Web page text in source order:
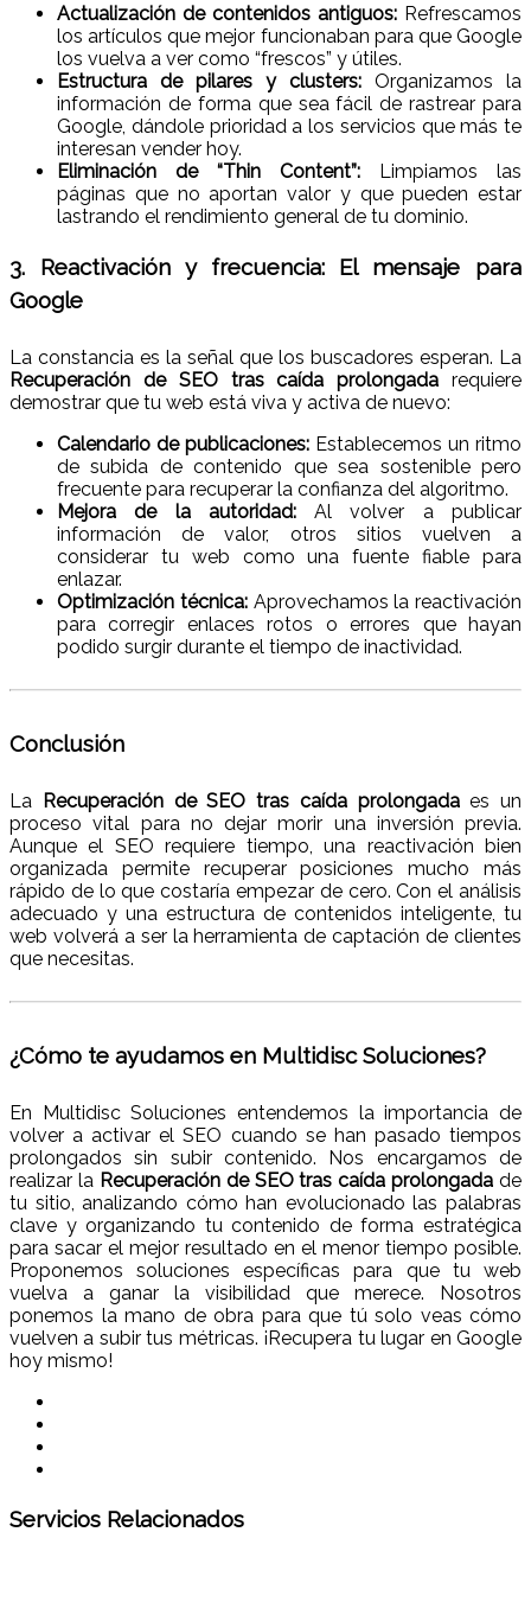
Actualización de contenidos antiguos: Refrescamos
los artículos que mejor funcionaban para que Google
los vuelva a ver como “frescos” y útiles.
Estructura de pilares y clusters: Organizamos la
información de forma que sea fácil de rastrear para
Google, dándole prioridad a los servicios que más te
interesan vender hoy.
Eliminación de “Thin Content”: Limpiamos las
páginas que no aportan valor y que pueden estar
lastrando el rendimiento general de tu dominio.
3. Reactivación y frecuencia: El mensaje para
Google
La constancia es la señal que los buscadores esperan. La
Recuperación de SEO tras caída prolongada requiere
demostrar que tu web está viva y activa de nuevo:
Calendario de publicaciones: Establecemos un ritmo
de subida de contenido que sea sostenible pero
frecuente para recuperar la confianza del algoritmo.
Mejora de la autoridad:Al volver a publicar
información de valor, otros sitios vuelven a
considerar tu web como una fuente fiable para
enlazar.
Optimización técnica:Aprovechamos la reactivación
para corregir enlaces rotos o errores que hayan
podido surgir durante el tiempo de inactividad.
Conclusión
La Recuperación de SEO tras caída prolongadaes un
proceso vital para no dejar morir una inversión previa.
Aunque el SEO requiere tiempo, una reactivación bien
organizada permite recuperar posiciones mucho más
rápido de lo que costaría empezar de cero. Con el análisis
adecuado y una estructura de contenidos inteligente, tu
web volverá a ser la herramienta de captación de clientes
que necesitas.
¿Cómo te ayudamos en Multidisc Soluciones?
En Multidisc Soluciones entendemos la importancia de
volver a activar el SEO cuando se han pasado tiempos
prolongados sin subir contenido. Nos encargamos de
realizar la Recuperación de SEO tras caída prolongada de
tu sitio, analizando cómo han evolucionado las palabras
clave y organizando tu contenido de forma estratégica
para sacar el mejor resultado en el menor tiempo posible.
Proponemos soluciones específicas para que tu web
vuelva a ganar la visibilidad que merece. Nosotros
ponemos la mano de obra para que tú solo veas cómo
vuelven a subir tus métricas. ¡Recupera tu lugar en Google
hoy mismo!
Servicios Relacionados